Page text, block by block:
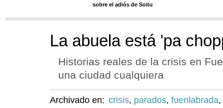
sobre el adiós de Soitu
La abuela está 'pa
Historias reales de la crisis en
una ciudad cualquiera
Archivado en: crisis, parados, fuenlabrada,